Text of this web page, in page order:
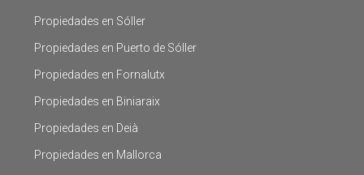
Propiedades en Sóller
Propiedades en Puerto de Sóller
Propiedades en Fornalutx
Propiedades en Biniaraix
Propiedades en Deià
Propiedades en Mallorca